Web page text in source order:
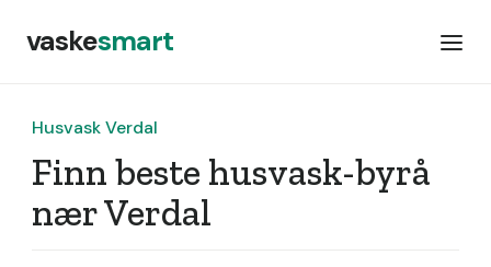
vaskesmart
Husvask Verdal
Finn beste husvask-byrå
nær Verdal